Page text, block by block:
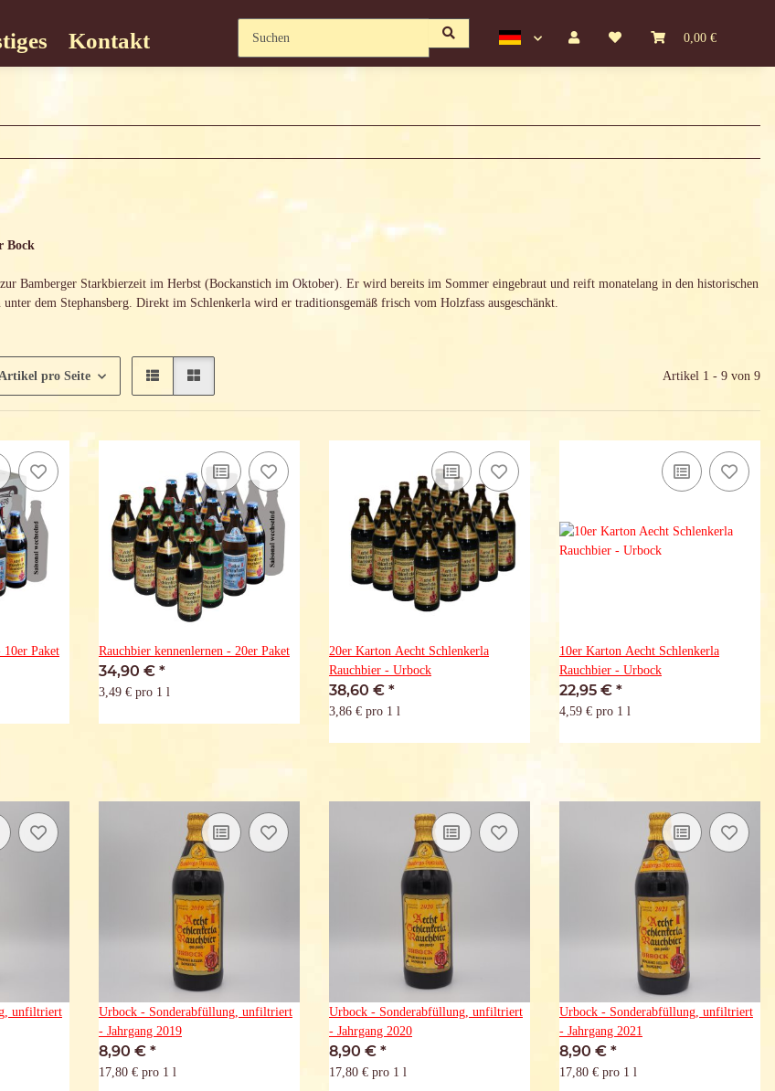
0,00 €
Kontakt
Bock
Bamberger Starkbierzeit im Herbst (Bockanstich im Oktober). Er wird bereits im Sommer eingebraut und reift monatelang in den historischen
unter dem Stephansberg. Direkt im Schlenkerla wird er traditionsgemäß frisch vom Holzfass ausgeschänkt.
pro Seite Artikel 1 - 9 von 9
10er Paket Rauchbier kennenlernen - 20er Paket
34,90 € *
3,49 € pro 1 l
20er Karton Aecht Schlenkerla
Rauchbier - Urbock
38,60 € *
3,86 € pro 1 l
10er Karton Aecht Schlenkerla
Rauchbier - Urbock
22,95 € *
4,59 € pro 1 l
unfiltriert
Urbock - Sonderabfüllung, unfiltriert
- Jahrgang 2019
8,90 € *
17,80 € pro 1 l
Urbock - Sonderabfüllung, unfiltriert
- Jahrgang 2020
8,90 € *
17,80 € pro 1 l
Urbock - Sonderabfüllung, unfiltriert
- Jahrgang 2021
8,90 € *
17,80 € pro 1 l